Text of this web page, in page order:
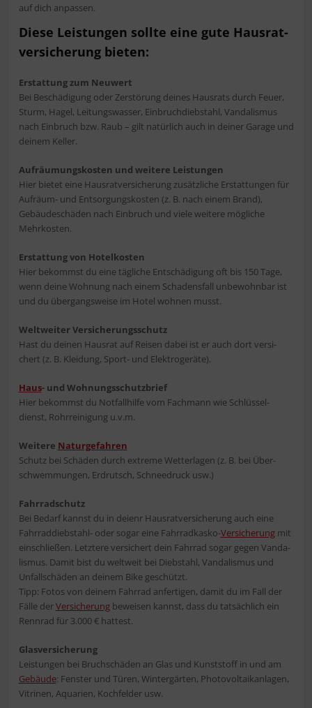
auf dich anpassen.
Die­se Leis­tun­gen soll­te eine gute Haus­rat­
ver­si­che­rung bieten:
Erstat­tung zum Neu­wert
Bei Beschä­di­gung oder Zer­stö­rung dei­nes Haus­rats durch Feu­er,
Sturm, Hagel, Lei­tungs­was­ser, Ein­bruch­dieb­stahl, Van­da­lis­mus
nach Ein­bruch bzw. Raub – gilt natür­lich auch in dei­ner Gara­ge und
dei­nem Keller.
Auf­räu­mungs­kos­ten und wei­te­re Leis­tun­gen
Hier bie­tet eine Haus­rat­ver­si­che­rung zusätz­li­che Erstat­tun­gen für
Auf­räum- und Ent­sor­gungs­kos­ten (z. B. nach einem Brand),
Gebäu­de­schä­den nach Ein­bruch und vie­le wei­te­re mög­li­che
Mehrkosten.
Erstat­tung von Hotel­kos­ten
Hier bekommst du eine täg­li­che Ent­schä­di­gung oft bis 150 Tage,
wenn dei­ne Woh­nung nach einem Scha­dens­fall unbe­wohn­bar ist
und du über­gangs­wei­se im Hotel woh­nen musst.
Welt­wei­ter Ver­si­che­rungs­schutz
Hast du dei­nen Haus­rat auf Rei­sen dabei ist er auch dort ver­si­
chert (z. B. Klei­dung, Sport- und Elektrogeräte).
Haus- und Woh­nungs­schutz­brief
Hier bekommst du Not­fall­hil­fe vom Fach­mann wie Schlüs­sel­
dienst, Rohr­rei­ni­gung u.v.m.
Wei­te­re Natur­ge­fah­ren
Schutz bei Schä­den durch extre­me Wet­ter­la­gen (z. B. bei Über­
schwem­mun­gen, Erd­rutsch, Schnee­druck usw.)
Fahr­rad­schutz
Bei Bedarf kannst du in dei­enr Haus­rat­ver­si­che­rung auch eine
Fahr­rad­dieb­stahl- oder sogar eine Fahr­rad­kas­ko-Ver­si­che­rungmit
ein­schlie­ßen. Letz­te­re ver­si­chert dein Fahr­rad sogar gegen Van­da­
lis­mus. Damit bist du welt­weit bei Dieb­stahl, Van­da­lis­mus und
Unfall­schä­den an dei­nem Bike geschützt.
Tipp: Fotos von dei­nem Fahr­rad anfer­ti­gen, damit du im Fall der
Fäl­le derVer­si­che­rungbewei­sen kannst, dass du tat­säch­lich ein
Renn­rad für 3.000 € hattest.
Glas­ver­si­che­rung
Leis­tun­gen bei Bruch­schä­den an Glas und Kunst­stoff in und am
Gebäu­de: Fens­ter und Türen, Win­ter­gär­ten, Pho­to­vol­ta­ik­an­la­gen,
Vitri­nen, Aqua­ri­en, Koch­fel­der usw.